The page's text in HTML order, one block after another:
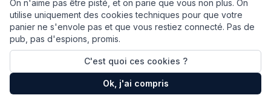
On n'aime pas être pisté, et on parie que vous non plus. On
utilise uniquement des cookies techniques pour que votre
panier ne s'envole pas et que vous restiez connecté. Pas de
pub, pas d'espions, promis.
C'est quoi ces cookies ?
Ok, j'ai compris
NOUS CONTACTER PAR MESSAGE
SARL ASP06
66 av. Michel Jourdan
06150 CANNES LA BOCCA